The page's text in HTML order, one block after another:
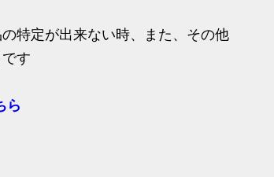
特定が出来ない時、また、その他
す
ら